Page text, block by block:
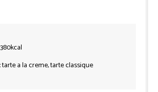
380kcal
tarte a la creme, tarte classique